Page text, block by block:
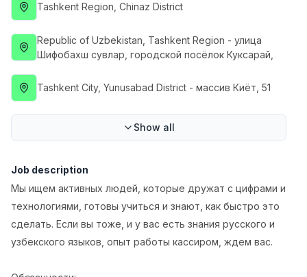
Call Center Operator
3,000,000 - 8,000,000 sum
VITAREX
Full time job
Ish joyidan
Fast Food Cook
2,600,000 - 5,000,000 sum/
Full time job
Ish joyidan
Pharmacist
3,000,000 - 10,000,000 sum/
NAVBAHOR APTEKA
Full time job
Ish joyidan
Negotiable
Tashkent Region , Chinaz District
Republic of Uzbekistan , Tashkent Region - улица
Шифобахш сувлар, городской посёлок Куксарай,
Tashkent City, Yunusabad District - массив Киёт, 51
Show all
Job description
Мы ищем активных людей, которые дружат с цифрами и
технологиями, готовы учиться и знают, как быстро это
сделать. Если вы тоже, и у вас есть знания русского и
узбекского языков, опыт работы кассиром, ждем вас.